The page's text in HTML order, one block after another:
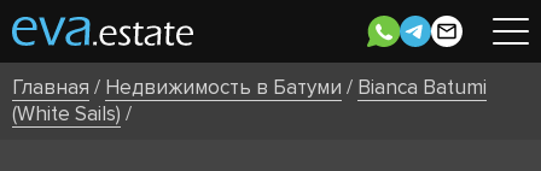
Главная / Недвижимость в Батуми / Bianca Batumi
(White Sails) /